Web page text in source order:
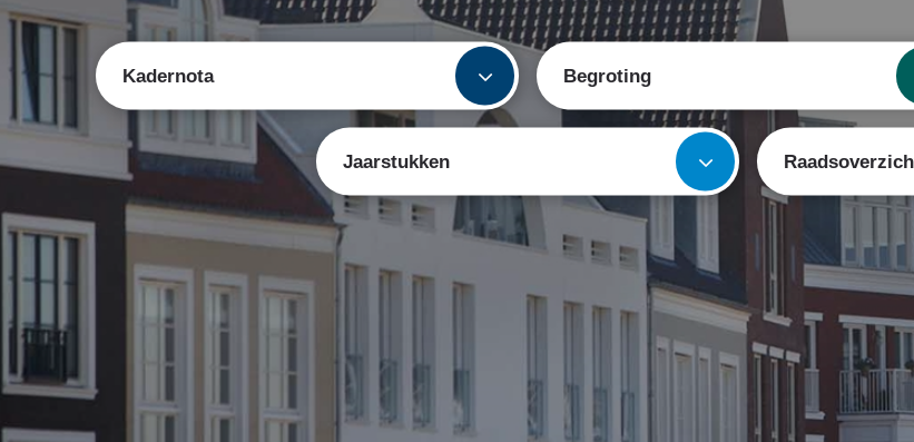
Kadernota Begroting
Jaarstukken